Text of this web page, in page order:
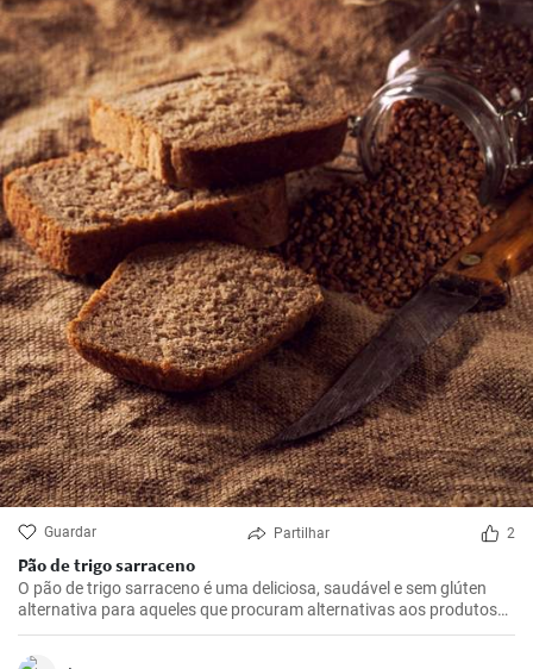
Guardar Partilhar 2
Pão de trigo sarraceno
O pão de trigo sarraceno é uma deliciosa, saudável e sem glúten
alternativa para aqueles que procuram alternativas aos produtos
tradicionais de farinha de trigo. Ideal para o pequeno-almoço ou
como adição à sopa.